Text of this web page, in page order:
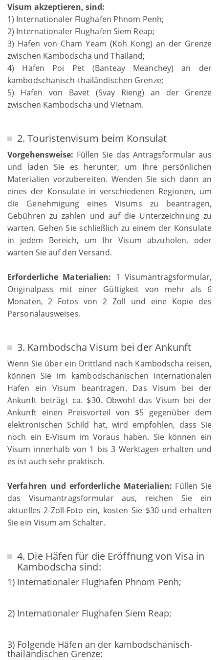
Visum akzeptieren, sind:
1) Internationaler Flughafen Phnom Penh;
2) Internationaler Flughafen Siem Reap;
3) Hafen von Cham Yeam (Koh Kong) an der Grenze
zwischen Kambodscha und Thailand;
4) Hafen Poi Pet (Banteay Meanchey) an der
kambodschanisch-thailändischen Grenze;
5) Hafen von Bavet (Svay Rieng) an der Grenze
zwischen Kambodscha und Vietnam.
2. Touristenvisum beim Konsulat
Vorgehensweise: Füllen Sie das Antragsformular aus
und laden Sie es herunter, um Ihre persönlichen
Materialien vorzubereiten. Wenden Sie sich dann an
eines der Konsulate in verschiedenen Regionen, um
die Genehmigung eines Visums zu beantragen,
Gebühren zu zahlen und auf die Unterzeichnung zu
warten. Gehen Sie schließlich zu einem der Konsulate
in jedem Bereich, um Ihr Visum abzuholen, oder
warten Sie auf den Versand.
Erforderliche Materialien: 1 Visumantragsformular,
Originalpass mit einer Gültigkeit von mehr als 6
Monaten, 2 Fotos von 2 Zoll und eine Kopie des
Personalausweises.
3. Kambodscha Visum bei der Ankunft
Wenn Sie über ein Drittland nach Kambodscha reisen,
können Sie im kambodschanischen internationalen
Hafen ein Visum beantragen. Das Visum bei der
Ankunft beträgt ca. $30. Obwohl das Visum bei der
Ankunft einen Preisvorteil von $5 gegenüber dem
elektronischen Schild hat, wird empfohlen, dass Sie
noch ein E-Visum im Voraus haben. Sie können ein
Visum innerhalb von 1 bis 3 Werktagen erhalten und
es ist auch sehr praktisch.
Verfahren und erforderliche Materialien: Füllen Sie
das Visumantragsformular aus, reichen Sie ein
aktuelles 2-Zoll-Foto ein, kosten Sie $30 und erhalten
Sie ein Visum am Schalter.
4. Die Häfen für die Eröffnung von Visa in
Kambodscha sind:
1) Internationaler Flughafen Phnom Penh;
2) Internationaler Flughafen Siem Reap;
3) Folgende Häfen an der kambodschanisch-
thailändischen Grenze: